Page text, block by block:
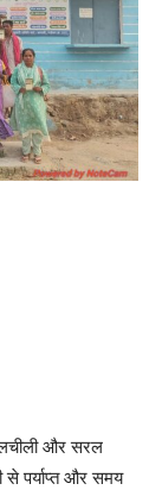
और सरल
पर्याप्त और समय